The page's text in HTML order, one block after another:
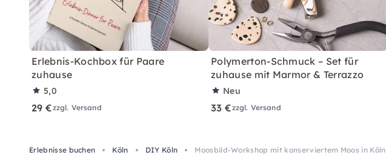
Erlebnis-Kochbox für Paare
zuhause
5,0
29 €zzgl. Versand
Polymerton-Schmuck – Set für
zuhause mit Marmor & Terrazzo
Neu
33 €zzgl. Versand
Erlebnisse buchen Köln DIY Köln
Moosbild-Workshop mit konserviertem Moos in Köln